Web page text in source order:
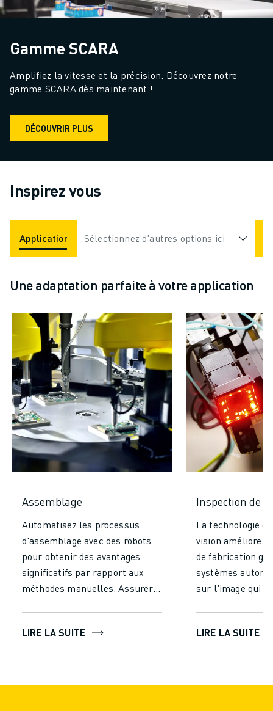
Gamme SCARA
Amplifiez la vitesse et la précision. Découvrez notre
gamme SCARA dès maintenant !
DÉCOUVRIR PLUS
Inspirez vous
Applications Industries
Sélectionnez d'autres options ici
Une adaptation parfaite à votre application
Assemblage
Automatisez les processus
d'assemblage avec des robots
pour obtenir des avantages
significatifs par rapport aux
méthodes manuelles. Assurer
erreurs et en garantissant une
production en permettant un
LIRE LA SUITE
Inspection de
La technologie
vision améliore
de fabrication
systèmes
sur l'image qui
avancées
pointe pour
LIRE LA SUITE